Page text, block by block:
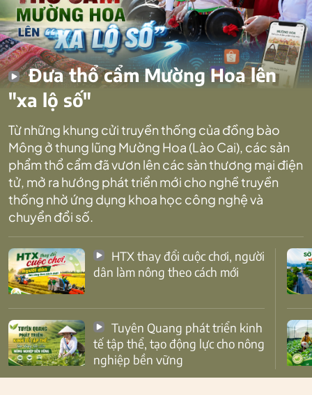
Đưa thổ cẩm Mường Hoa lên
"xa lộ số"
Từ những khung cửi truyền thống của đồng bào
Mông ở thung lũng Mường Hoa (Lào Cai), các sản
phẩm thổ cẩm đã vươn lên các sàn thương mại điện
tử, mở ra hướng phát triển mới cho nghề truyền
thống nhờ ứng dụng khoa học công nghệ và
chuyển đổi số.
dân làm nông theo cách mới
tế tập thể, tạo động lực cho nông
nghiệp bền vững